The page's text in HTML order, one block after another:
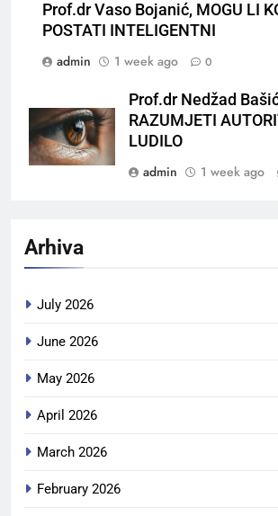
Prof.dr Vaso Bojanić, MOGU LI
POSTATI INTELIGENTNI
admin
1 week ago 0
Prof.dr Nedžad
RAZUMJETI
LUDILO
admin
1 week ago
Arhiva
July 2026
June 2026
May 2026
April 2026
March 2026
February 2026